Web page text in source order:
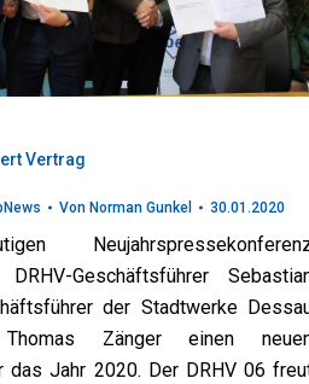
Vertrag
Von Norman Gunkel 30.01.2020
Geschäftsführer
der Stadtwerke
Zänger einen
das Jahr 2020. Der DRHV 06